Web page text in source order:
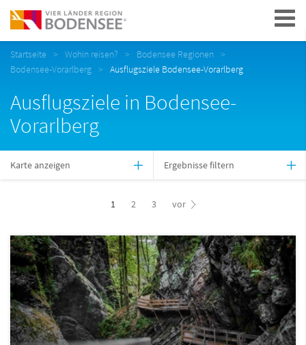
Navigation
Startseite Wohin reisen?
Bodensee Regionen
Bodensee-Vorarlberg
Ausflugsziele Bodensee-Vorarlberg
Ausflugsziele in Bodensee-
Vorarlberg
Karte anzeigen Ergebnisse filtern
1 2 3 vor